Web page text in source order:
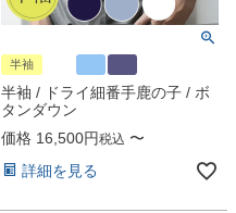
半袖
半袖 / ドライ細番手鹿の子 / ボ
タンダウン
価格 16,500 税込 〜
詳細を見る